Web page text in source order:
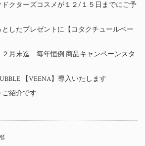
ドクターズコスメが１２/１５日までにご予
したプレゼントに【コタクチュールベー
２月末迄 毎年恒例 商品キャンペーンスタ
【VEENA】導入いたします
紹介です